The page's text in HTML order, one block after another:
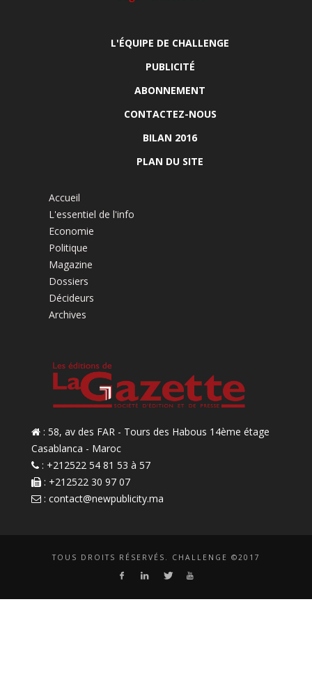
L'ÉQUIPE DE CHALLENGE
PUBLICITÉ
ABONNEMENT
CONTACTEZ-NOUS
BILAN 2016
PLAN DU SITE
Accueil
L'essentiel de l'info
Economie
Politique
Magazine
Dossiers
Décideurs
Archives
: 58, av des FAR - Tours des Habous 14ème étage
Casablanca - Maroc
: +212522 54 81 53 à 57
: +212522 30 97 07
: contact@newpublicity.ma
TOUS DROITS RÉSERVÉS. CHALLENGE ©2017